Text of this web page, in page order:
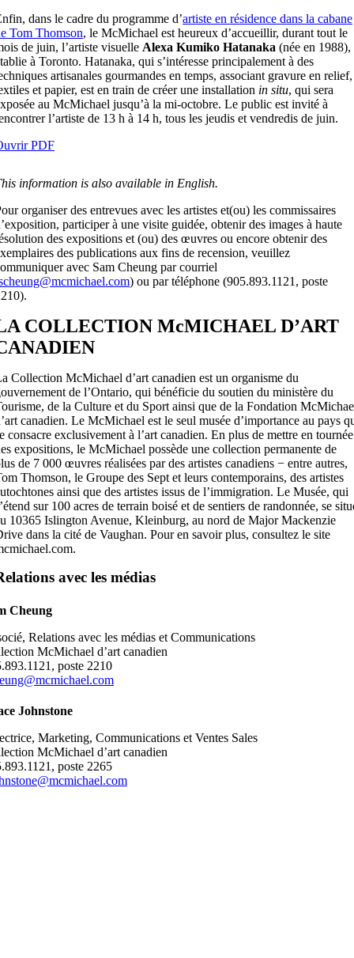
dans le cadre du programme d’artiste en résidence dans la cabane
Tom Thomson, le McMichael est heureux d’accueillir, durant tout le
de juin, l’artiste visuelle Alexa Kumiko Hatanaka (née en 1988),
à Toronto. Hatanaka, qui s’intéresse principalement à des
artisanales gourmandes en temps, associant gravure en relief,
et papier, est en train de créer une installation in situ, qui sera
au McMichael jusqu’à la mi-octobre. Le public est invité à
l’artiste de 13 h à 14 h, tous les jeudis et vendredis de juin.
PDF
information is also available in English.
organiser des entrevues avec les artistes et(ou) les commissaires
participer à une visite guidée, obtenir des images à haute
des expositions et (ou) des œuvres ou encore obtenir des
des publications aux fins de recension, veuillez
avec Sam Cheung par courriel
) ou par téléphone (905.893.1121, poste
COLLECTION McMICHAEL D’ART
Collection McMichael d’art canadien est un organisme du
de l’Ontario, qui bénéficie du soutien du ministère du
de la Culture et du Sport ainsi que de la Fondation
canadien. Le McMichael est le seul musée d’importance au pays
consacre exclusivement à l’art canadien. En plus de mettre en tournée
expositions, le McMichael possède une collection permanente de
de 7 000 œuvres réalisées par des artistes canadiens − entre autres,
Thomson, le Groupe des Sept et leurs contemporains, des artistes
ainsi que des artistes issus de l’immigration. Le Musée, qui
sur 100 acres de terrain boisé et de sentiers de randonnée, se
10365 Islington Avenue, Kleinburg, au nord de Major Mackenzie
dans la cité de Vaughan. Pour en savoir plus, consultez le site
avec les médias
Cheung
Relations avec les médias et Communications
McMichael d’art canadien
poste 2210
Johnstone
Marketing, Communications et Ventes Sales
McMichael d’art canadien
poste 2265